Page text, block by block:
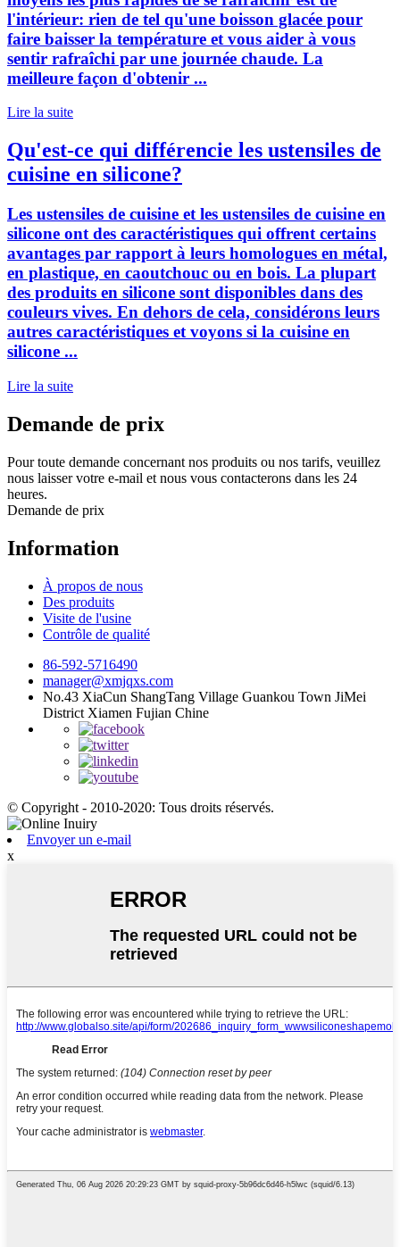
l'intérieur: rien de tel qu'une boisson glacée pour
faire baisser la température et vous aider à vous
sentir rafraîchi par une journée chaude. La
meilleure façon d'obtenir ...
Lire la suite
Qu'est-ce qui différencie les ustensiles de
cuisine en silicone?
Les ustensiles de cuisine et les ustensiles de cuisine en
silicone ont des caractéristiques qui offrent certains
avantages par rapport à leurs homologues en métal,
en plastique, en caoutchouc ou en bois. La plupart
des produits en silicone sont disponibles dans des
couleurs vives. En dehors de cela, considérons leurs
autres caractéristiques et voyons si la cuisine en
silicone ...
Lire la suite
Demande de prix
Pour toute demande concernant nos produits ou nos tarifs, veuillez
nous laisser votre e-mail et nous vous contacterons dans les 24
heures.
Demande de prix
Information
À propos de nous
Des produits
Visite de l'usine
Contrôle de qualité
86-592-5716490
manager@xmjqxs.com
No.43 XiaCun ShangTang Village Guankou Town JiMei
District Xiamen Fujian Chine
© Copyright - 2010-2020: Tous droits réservés.
Envoyer un e-mail
x